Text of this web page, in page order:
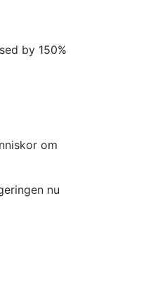
by 150%
om
nu